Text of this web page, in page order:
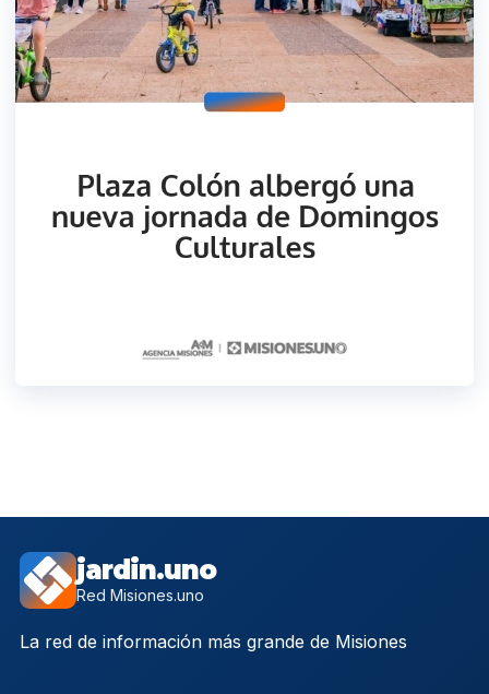
jardin.uno
Red Misiones.uno
La red de información más grande de Misiones